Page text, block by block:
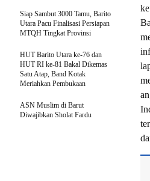
Siap Sambut 3000 Tamu, Barito
Utara Pacu Finalisasi Persiapan
MTQH Tingkat Provinsi
HUT Barito Utara ke-76 dan
HUT RI ke-81 Bakal Dikemas
Satu Atap, Band Kotak
Meriahkan Pembukaan
ASN Muslim di Barut
Diwajibkan Sholat Fardu